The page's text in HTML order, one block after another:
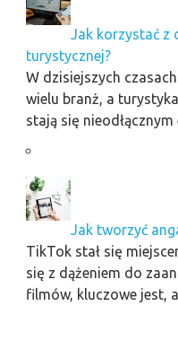
Jak korzystać z
turystycznej?
W dzisiejszych
wielu branż, a
stają się nieodłącznym
Jak tworzyć
TikTok stał się
się z dążeniem do
filmów, kluczowe jest,